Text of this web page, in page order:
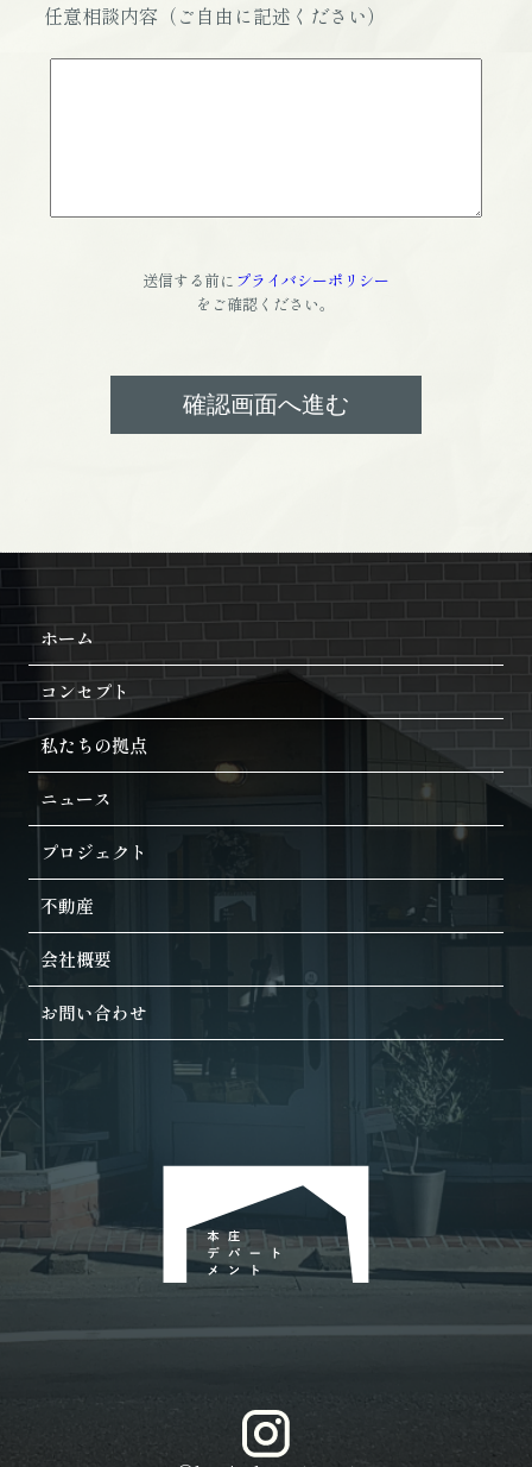
任意相談内容（ご自由に記述ください）
送信する前に プライバシーポリシー
をご確認ください。
ホーム
コンセプト
私たちの拠点
ニュース
プロジェクト
不動産
会社概要
お問い合わせ